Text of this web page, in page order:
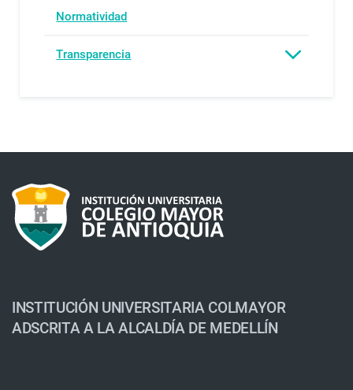
Normatividad
Transparencia
INSTITUCIÓN UNIVERSITARIA COLMAYOR
ADSCRITA A LA ALCALDÍA DE MEDELLÍN